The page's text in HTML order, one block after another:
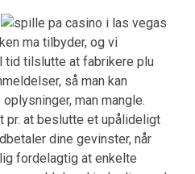
ma tilbyder, og vi
tid tilslutte at fabrikere plu
så man kan
man mangle.
pr. at beslutte et upålideligt
dine gevinster, når
fordelagtig at enkelte